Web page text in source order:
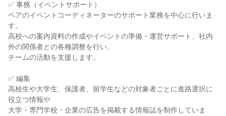
✅ 事務（イベントサポート）
ペアのイベントコーディネーターのサポート業務を中心に行いま
す。
高校への案内資料の作成やイベントの準備・運営サポート、社内
外の関係者との各種調整を行い、
チームの活動を支援します。
✅ 編集
高校生や大学生、保護者、留学生などの対象者ごとに進路選択に
役立つ情報や
大学・専門学校・企業の広告を掲載する情報誌を制作していま